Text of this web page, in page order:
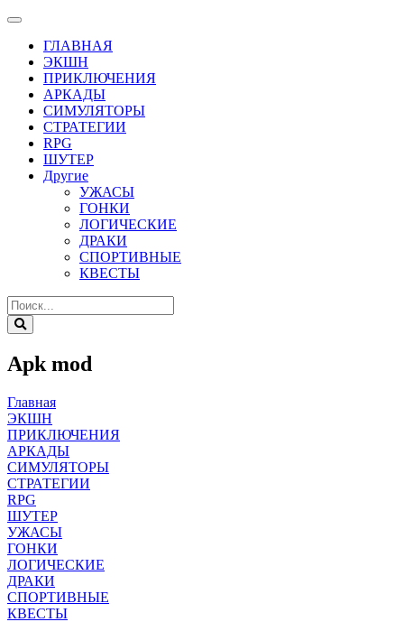
ГЛАВНАЯ
ЭКШН
ПРИКЛЮЧЕНИЯ
АРКАДЫ
СИМУЛЯТОРЫ
СТРАТЕГИИ
RPG
ШУТЕР
Другие
УЖАСЫ
ГОНКИ
ЛОГИЧЕСКИЕ
ДРАКИ
СПОРТИВНЫЕ
КВЕСТЫ
Apk mod
Главная
ЭКШН
ПРИКЛЮЧЕНИЯ
АРКАДЫ
СИМУЛЯТОРЫ
СТРАТЕГИИ
RPG
ШУТЕР
УЖАСЫ
ГОНКИ
ЛОГИЧЕСКИЕ
ДРАКИ
СПОРТИВНЫЕ
КВЕСТЫ